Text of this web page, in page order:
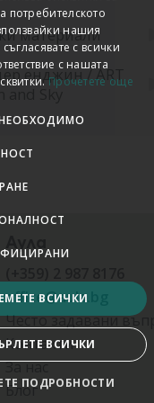
материали
енджин / ART
and Sky
office@aula.bg
Често задавани
Контакти
За нас
Блог
потребителското
нашия
с всички
с нашата
Прочетете още
ВСИЧКИ
ВСИЧКИ
ПОДРОБНОСТИ